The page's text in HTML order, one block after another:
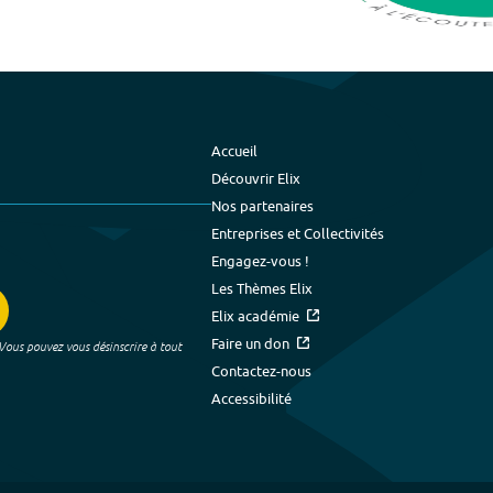
pouvez vous désinscrire à tout
Accueil
Découvrir Elix
Nos partenaires
Entreprises et Collectivités
Engagez-vous !
Les Thèmes Elix
Elix académie
Faire un don
Contactez-nous
Accessibilité